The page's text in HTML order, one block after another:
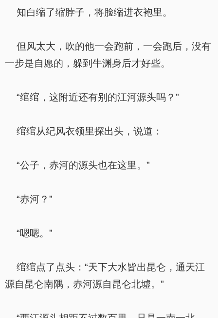
知白缩了缩脖子，将脸缩进衣袍里。
但风太大，吹的他一会跑前，一会跑后，没有
一步是自愿的，躲到牛渊身后才好些。
“绾绾，这附近还有别的江河源头吗？”
绾绾从纪风衣领里探出头，说道：
“公子，赤河的源头也在这里。”
“赤河？”
“嗯嗯。”
绾绾点了点头：“天下大水皆出昆仑，通天江
源自昆仑南隅，赤河源自昆仑北墟。”